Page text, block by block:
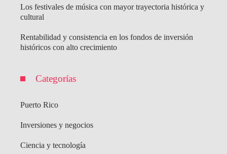
Los festivales de música con mayor trayectoria histórica y
cultural
Rentabilidad y consistencia en los fondos de inversión
históricos con alto crecimiento
Categorías
Puerto Rico
Inversiones y negocios
Ciencia y tecnología